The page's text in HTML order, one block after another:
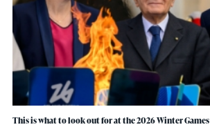
This is what to look out for at the 2026 Winter Games